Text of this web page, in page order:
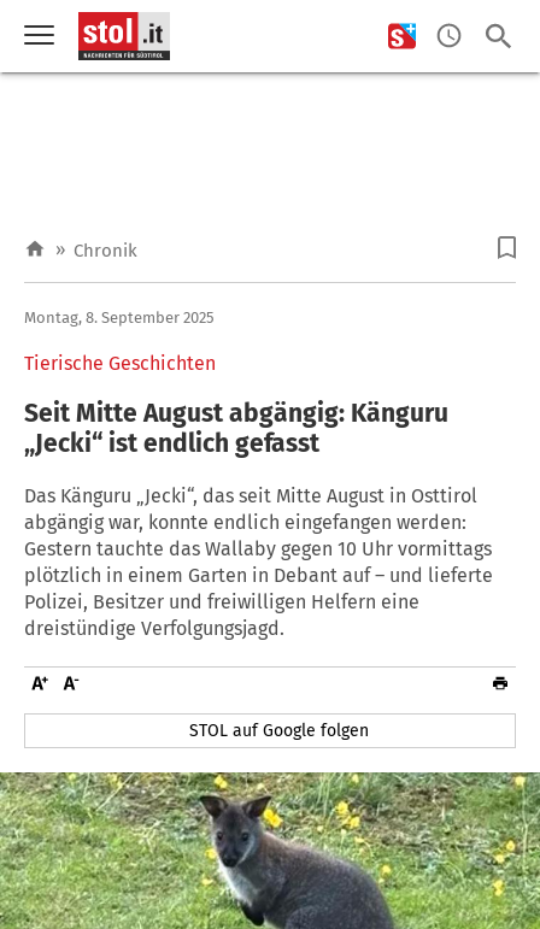
» Chronik
Tierische Geschichten
Montag, 8. September 2025
Seit Mitte August abgängig: Känguru
„Jecki“ ist endlich gefasst
Das Känguru „Jecki“, das seit Mitte August in Osttirol
abgängig war, konnte endlich eingefangen werden:
Gestern tauchte das Wallaby gegen 10 Uhr vormittags
plötzlich in einem Garten in Debant auf – und lieferte
Polizei, Besitzer und freiwilligen Helfern eine
dreistündige Verfolgungsjagd.
STOL auf Google folgen